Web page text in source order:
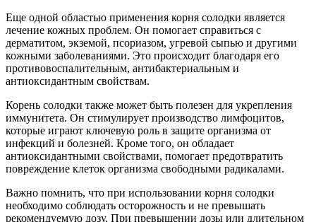
Еще одной областью применения корня солодки является
лечение кожных проблем. Он помогает справиться с
дерматитом, экземой, псориазом, угревой сыпью и другими
кожными заболеваниями. Это происходит благодаря его
противовоспалительным, антибактериальным и
антиоксидантным свойствам.
Корень солодки также может быть полезен для укрепления
иммунитета. Он стимулирует производство лимфоцитов,
которые играют ключевую роль в защите организма от
инфекций и болезней. Кроме того, он обладает
антиоксидантными свойствами, помогает предотвратить
повреждение клеток организма свободными радикалами.
Важно помнить, что при использовании корня солодки
необходимо соблюдать осторожность и не превышать
рекомендуемую дозу. При превышении дозы или длительном